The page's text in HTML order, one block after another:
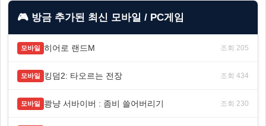
🎮 방금 추가된 최신 모바일 / PC게임
모바일 히어로 랜드M 조회 205
모바일 킹덤2: 타오르는 전장 조회 434
모바일 쾅냥 서바이버 : 좀비 쓸어버리기 조회 230